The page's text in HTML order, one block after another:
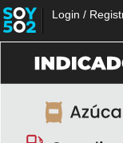
Login /